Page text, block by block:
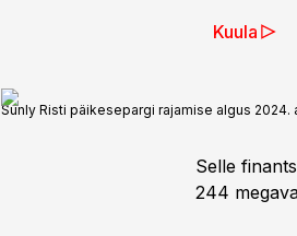
Kuula
Sunly Risti päikesepargi rajamise algus 2024.
Selle
244